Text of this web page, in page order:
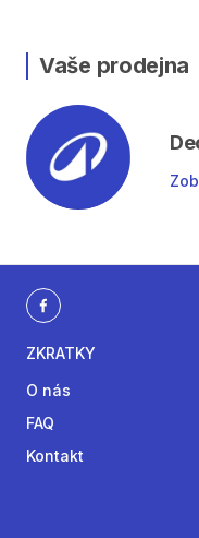
Vaše prodejna
ZKRATKY
O nás
FAQ
Kontakt